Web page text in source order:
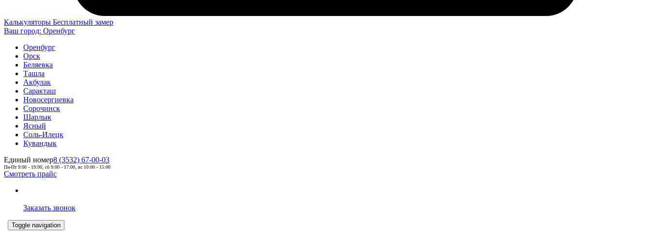
Калькуляторы Бесплатный замер
Ваш город: Оренбург
Оренбург
Орск
Беляевка
Ташла
Акбулак
Саракташ
Новосергиевка
Сорочинск
Шарлык
Ясный
Соль-Илецк
Кувандык
Единый номер8 (3532) 67-00-03
Пн-Пт 9:00 - 19:00, сб 9:00 - 17:00, вс 10:00 - 15:00
Смотреть прайс
Заказать звонок
Toggle navigation